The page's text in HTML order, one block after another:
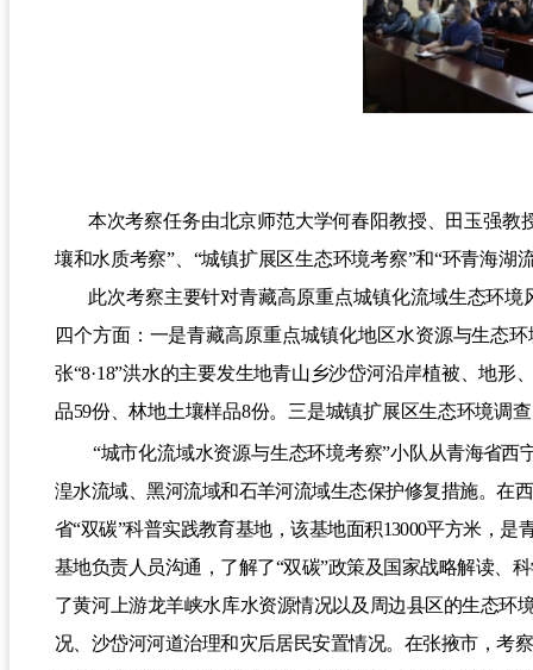
本次考察任务由北京师范大学何春阳教授、田玉强
壤和水质考察”、 “城镇扩展区生态环境考察”和“环青海湖
此次考察主要针对青藏高原重点城镇化流域生态环
四个方面：一是青藏高原重点城镇化地区水资源与生态
张“8·18”洪水的主要发生地青山乡沙岱河沿岸植被、地形
品59份、林地土壤样品8份。三是城镇扩展区生态环境调
“城市化流域水资源与生态环境考察”小队 从青海省西
湟水流域、黑河流域和石羊河流域生态保护修复措施。在
省“双碳”科普实践教育基地，该基地面积13000平方米，是
基地负责人员沟通，了解了“双碳”政策及国家战略解读、
了黄河上游龙羊峡水库水资源情况以及周边县区的生态环
况、沙岱河河道治理和灾后居民安置情况。 在张掖市，考